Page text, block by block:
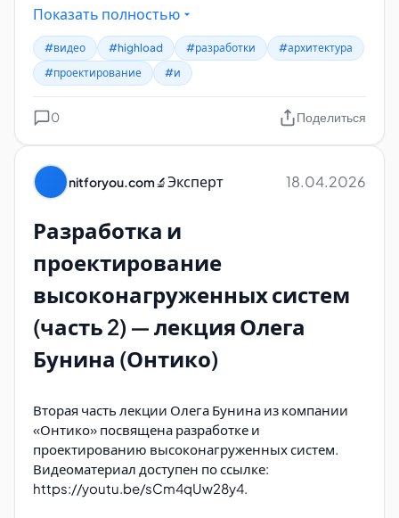
Принципы проектирования архитектуры для
масштабирования
Выбор технологий и инструментов под
конкретные задачи
Методы оптимизации производительности и
Практические кейсы из опыта компании
Онтико
Доступ к материалу
Полную видеозапись лекции можно посмотреть
первая частьцикла, поэтому в следующих
материалах ожидается продолжение темы с более
глубоким погружением в технические детали и
примеры реализации.
Показать полностью
#видео #highload #разработки
#архитектура
#проектирование
#и
0 Поделиться
nitforyou.com🔬Эксперт 18.04.2026
Разработка и
проектирование
высоконагруженных систем
(часть 2) — лекция Олега
Бунина (Онтико)
Вторая часть лекции Олега Бунина из компании
«Онтико» посвящена разработке и
проектированию высоконагруженных систем.
Видеоматериал доступен по ссылке:
https://youtu.be/sCm4qUw28y4.